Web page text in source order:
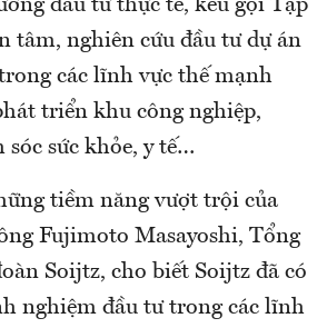
đầu tư thực tế, kêu gọi Tập
tâm, nghiên cứu đầu tư dự án
các lĩnh vực thế mạnh
triển khu công nghiệp,
sóc sức khỏe, y tế…
tiềm năng vượt trội của
Fujimoto Masayoshi, Tổng
Soijtz, cho biết Soijtz đã có
nghiệm đầu tư trong các lĩnh